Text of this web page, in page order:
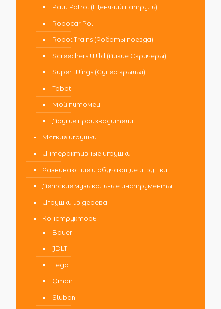
Paw Patrol (Щенячий патруль)
Robocar Poli
Robot Trains (Роботы поезда)
Screechers Wild (Дикие Скричеры)
Super Wings (Супер крылья)
Tobot
Мой питомец
Другие производители
Мягкие игрушки
Интерактивные игрушки
Развивающие и обучающие игрушки
Детские музыкальные инструменты
Игрушки из дерева
Конструкторы
Bauer
JDLT
Lego
Qman
Sluban